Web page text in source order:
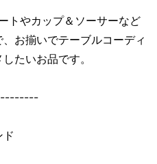
トやカップ＆ソーサーなど
お揃いでテーブルコーディ
たいお品です。